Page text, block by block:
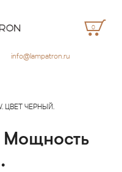
0
info@lampatron.ru
ЦВЕТ ЧЕРНЫЙ.
Мощность